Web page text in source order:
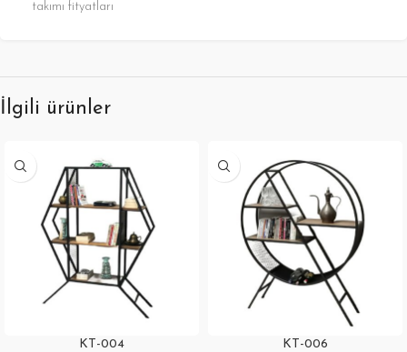
takımı fityatları
İlgili ürünler
KT-004 KT-006